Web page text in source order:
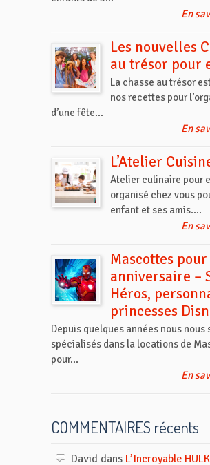
En
Les nouvelles
au trésor pour
La chasse au trésor
nos recettes pour
d’une fête...
En
L’Atelier
Atelier culinaire pour
organisé chez vous
enfant et ses amis....
En
Mascottes pour
anniversaire –
Héros,
princesses
Depuis quelques années nous nous
spécialisés dans la locations de
pour...
En
COMMENTAIRES récents
David dans L’Incroyable